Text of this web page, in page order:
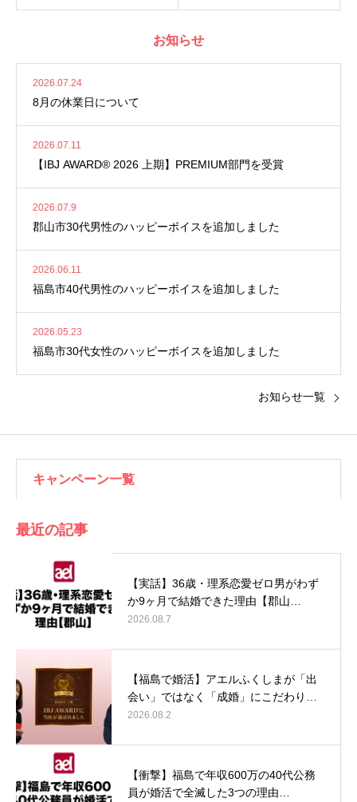
お知らせ
2026.07.24
8月の休業日について
2026.07.11
【IBJ AWARD® 2026 上期】PREMIUM部門を受賞
2026.07.9
郡山市30代男性のハッピーボイスを追加しました
2026.06.11
福島市40代男性のハッピーボイスを追加しました
2026.05.23
福島市30代女性のハッピーボイスを追加しました
お知らせ一覧
キャンペーン一覧
最近の記事
【実話】36歳・理系恋愛ゼロ男がわず
か9ヶ月で結婚できた理由【郡山…
2026.08.7
【福島で婚活】アエルふくしまが「出
会い」ではなく「成婚」にこだわり…
2026.08.2
【衝撃】福島で年収600万の40代公務
員が婚活で全滅した3つの理由…